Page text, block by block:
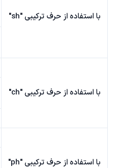
با استفاده از حرف ترکیبی "sh"
با استفاده از حرف ترکیبی "ch"
با استفاده از حرف ترکیبی "ph"